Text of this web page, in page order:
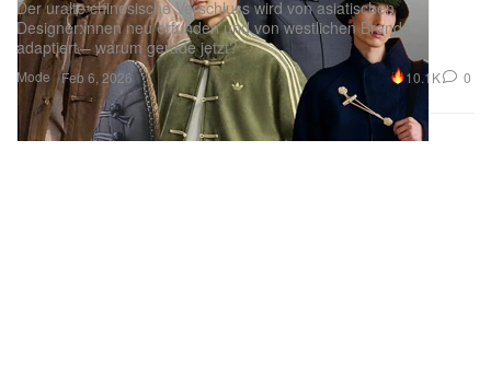
Mode
Der uralte chinesische Verschluss wird von asiatischen
Designer:innen neu erfunden und von westlichen Brands
adaptiert – warum gerade jetzt?
Feb 6, 2026 10.1K 0